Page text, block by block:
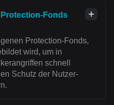
Fonds
Protection-Fonds,
wird, um in
schnell
Schutz der Nutzer-